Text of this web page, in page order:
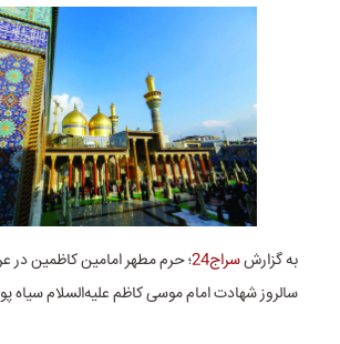
به گزارشسراج24
؛ حرم مطهر امامین کاظمین در
سالروز شهادت امام موسی کاظم علیه‌السلام